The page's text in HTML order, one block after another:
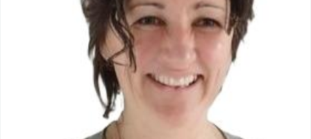
Membre de la commission Environnement Agriculture Fêtes
et Relation Publiques.
Membre de la Commission Communale des Impôts Directs.